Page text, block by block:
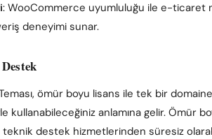
: WooCommerce uyumluluğu ile e-ticaret
deneyimi sunar.
ömür boyu lisans ile tek bir domaine
kullanabileceğiniz anlamına gelir. Ömür
destek hizmetlerinden süresiz